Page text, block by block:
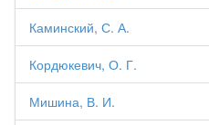
Каминский, С. А.
Кордюкевич, О. Г.
Мишина, В. И.